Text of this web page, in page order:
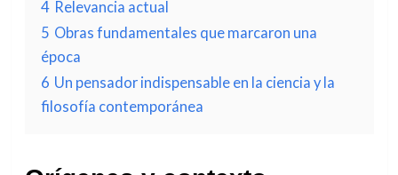
4 Relevancia actual
5 Obras fundamentales que marcaron una
época
6 Un pensador indispensable en la ciencia y la
filosofía contemporánea